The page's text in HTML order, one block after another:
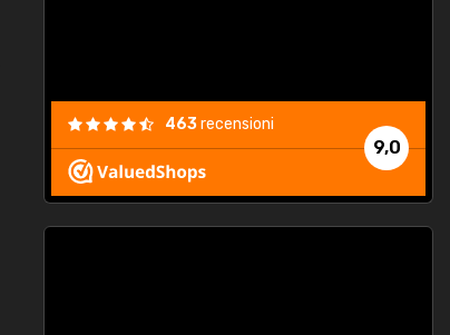
9,0
463recensioni